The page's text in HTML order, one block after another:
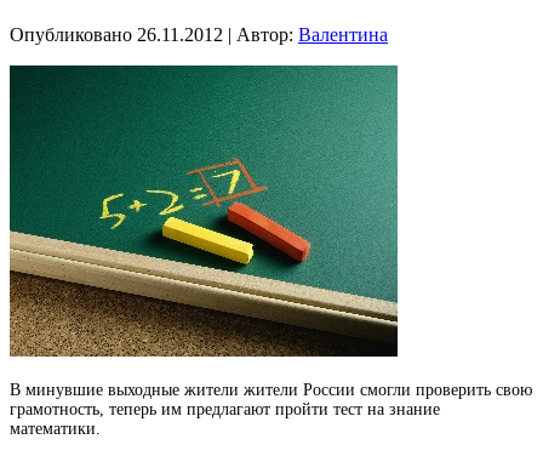
Опубликовано 26.11.2012 | Автор: Валентина
В минувшие выходные жители жители России смогли проверить свою
грамотность, теперь им предлагают пройти тест на знание
математики.